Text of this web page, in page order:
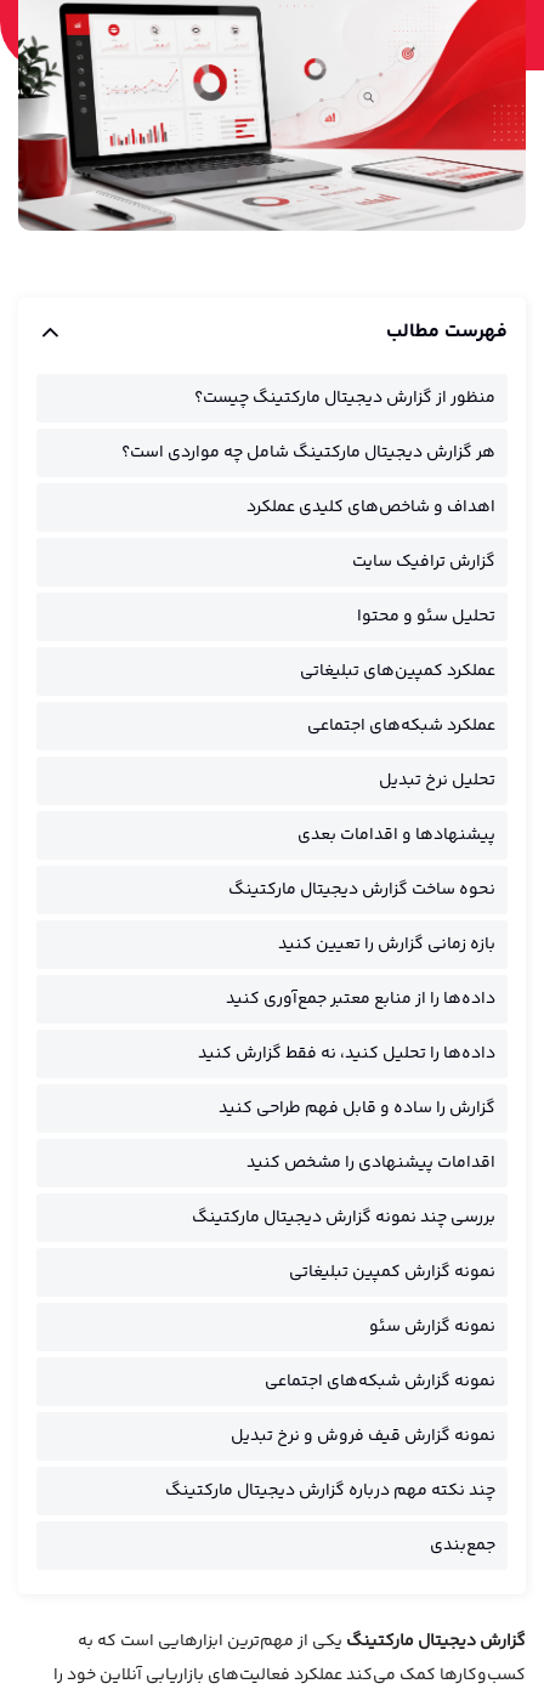
مارکتینگ اتومیشن
فهرست مطالب
منظور از گزارش دیجیتال مارکتینگ چیست؟
هر گزارش دیجیتال مارکتینگ شامل چه مواردی است؟
اهداف و شاخص‌های کلیدی عملکرد
گزارش ترافیک سایت
تحلیل سئو و محتوا
عملکرد کمپین‌های تبلیغاتی
عملکرد شبکه‌های اجتماعی
تحلیل نرخ تبدیل
پیشنهادها و اقدامات بعدی
نحوه ساخت گزارش دیجیتال مارکتینگ
بازه زمانی گزارش را تعیین کنید
داده‌ها را از منابع معتبر جمع‌آوری کنید
داده‌ها را تحلیل کنید، نه فقط گزارش کنید
گزارش را ساده و قابل فهم طراحی کنید
اقدامات پیشنهادی را مشخص کنید
بررسی چند نمونه گزارش دیجیتال مارکتینگ
نمونه گزارش کمپین تبلیغاتی
نمونه گزارش سئو
نمونه گزارش شبکه‌های اجتماعی
نمونه گزارش قیف فروش و نرخ تبدیل
چند نکته مهم درباره گزارش دیجیتال مارکتینگ
جمع‌بندی
گزارش دیجیتال مارکتینگ یکی از مهم‌ترین ابزارهایی است که به
کسب‌وکارها کمک می‌کند عملکرد فعالیت‌های بازاریابی آنلاین خود را